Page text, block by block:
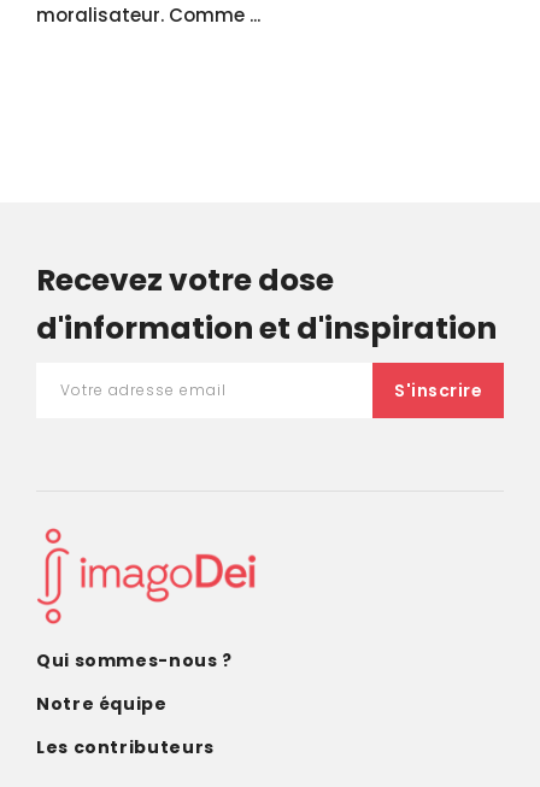
moralisateur. Comme ...
Recevez votre dose
d'information et d'inspiration
Qui sommes-nous ?
Notre équipe
Les contributeurs